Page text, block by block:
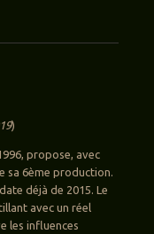
)
propose, avec
sa 6ème production.
déjà de 2015. Le
avec un réel
les influences